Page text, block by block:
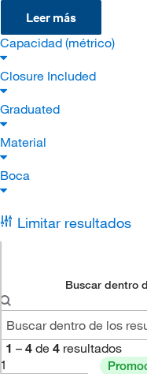
Leer más
Capacidad (métrico)
Closure Included
Graduated
Material
Boca
Limitar resultados
Buscar dentro
1 – 4 de 4 resultados
1